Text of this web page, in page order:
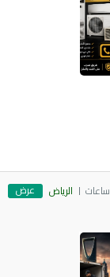
الرياض عرض